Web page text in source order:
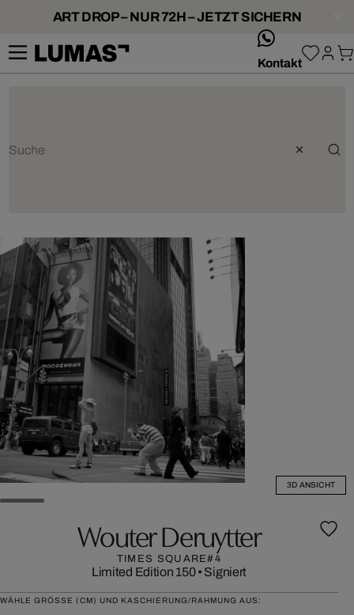
ART DROP – NUR 72H – JETZT SICHERN
Kontakt
3D ANSICHT
Wouter Deruytter
TIMES SQUARE#4
Limited Edition 150• Signiert
WÄHLE GRÖSSE (CM) UND KASCHIERUNG/RAHMUNG AUS: